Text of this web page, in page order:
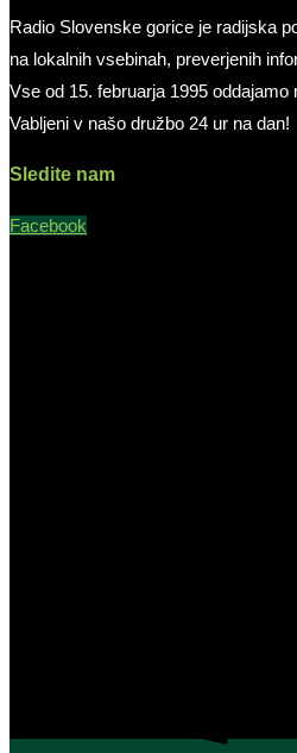
Radio Slovenske gorice je radijska
na lokalnih vsebinah, preverjenih
Vse od 15. februarja 1995
Vabljeni v našo družbo 24 ur na dan!
Sledite nam
Facebook